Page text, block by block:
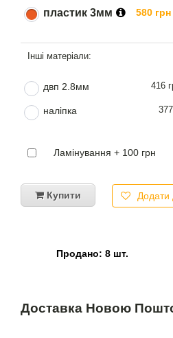
пластик 3мм 580 грн
двп 2.8мм 416
наліпка
Ламінування + 100 грн
Купити Додати
Продано: 8 шт.
Доставка Новою